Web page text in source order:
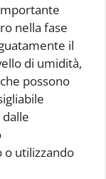
nella fase
il
di umidità,
possono
o utilizzando